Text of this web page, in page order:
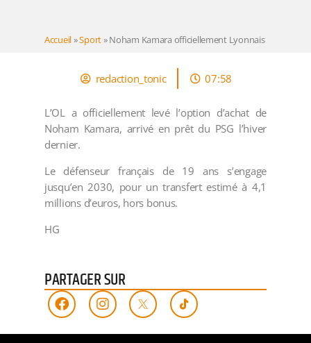
Accueil»Sport»Noham Kamara officiellement Lyonnais
redaction_tonic 07:58
L’OL a officiellement levé l’option d’achat de
Noham Kamara, arrivé en prêt du PSG l’hiver
dernier.
Le défenseur français de 19 ans s’engage
jusqu’en 2030, pour un transfert estimé à 4,1
millions d’euros, hors bonus.
HG
PARTAGER SUR